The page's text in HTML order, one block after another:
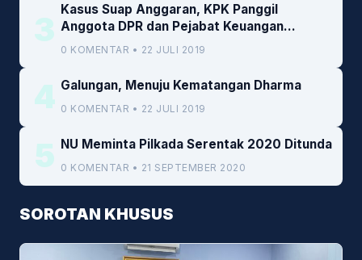
3
Kasus Suap Anggaran, KPK Panggil
Anggota DPR dan Pejabat Keuangan
Kemenkeu
0 KOMENTAR • 22 JULI 2019
4 Galungan, Menuju Kematangan Dharma
0 KOMENTAR • 22 JULI 2019
5 NU Meminta Pilkada Serentak 2020 Ditunda
0 KOMENTAR • 21 SEPTEMBER 2020
SOROTAN KHUSUS